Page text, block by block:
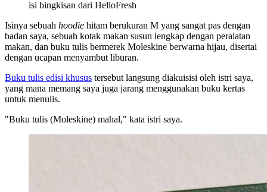
isi bingkisan dari HelloFresh
Isinya sebuah hoodie hitam berukuran M yang sangat pas dengan
badan saya, sebuah kotak makan susun lengkap dengan peralatan
makan, dan buku tulis bermerek Moleskine berwarna hijau, disertai
dengan ucapan menyambut liburan.
Buku tulis edisi khusus tersebut langsung diakuisisi oleh istri saya,
yang mana memang saya juga jarang menggunakan buku kertas
untuk menulis.
"Buku tulis (Moleskine) mahal," kata istri saya.